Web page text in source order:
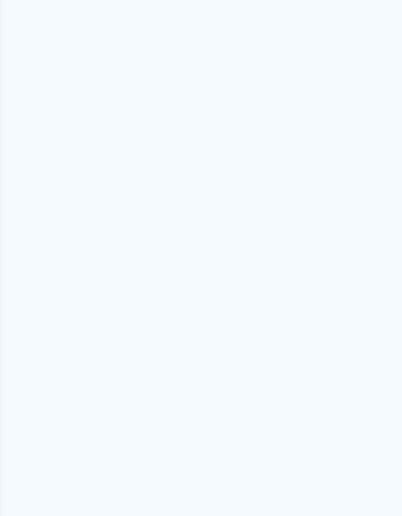
スチ
管理
あ